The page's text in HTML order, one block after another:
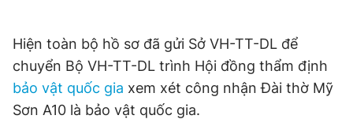
Liên hệ quảng cáo
Hiện toàn bộ hồ sơ đã gửi Sở VH-TT-DL để
chuyển Bộ VH-TT-DL trình Hội đồng thẩm định
bảo vật quốc gia xem xét công nhận Đài thờ Mỹ
Sơn A10 là bảo vật quốc gia.